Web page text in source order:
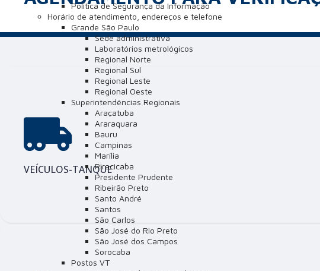
Política de Segurança da Informação
Horário de atendimento, endereços e telefone
Grande São Paulo
Sede administrativa
Laboratórios metrológicos
Regional Norte
Regional Sul
Regional Leste
Regional Oeste
Superintendências Regionais
Araçatuba
Araraquara
Bauru
Campinas
Marília
Piracicaba
Presidente Prudente
Ribeirão Preto
Santo André
Santos
São Carlos
São José do Rio Preto
São José dos Campos
Sorocaba
Postos VT
VEÍCULOS-TANQUE